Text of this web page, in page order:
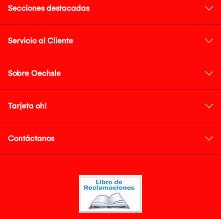
Secciones destacadas
Servicio al Cliente
Sobre Oechsle
Tarjeta oh!
Contáctanos